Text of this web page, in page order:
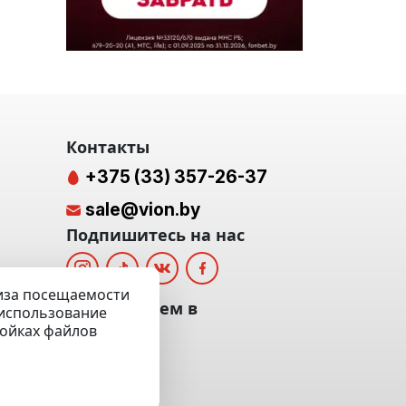
посещаемости
файлов
Контакты
+375 (33) 357-26-37
sale@vion.by
Подпишитесь на нас
Мы отвечаем в